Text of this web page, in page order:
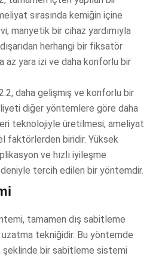
sırasında kemiğin içine
manyetik bir cihaz yardımıyla
herhangi bir fiksatör
az yara izi ve daha konforlu bir
daha gelişmiş ve konforlu bir
diğer yöntemlere göre daha
teknolojiyle üretilmesi, ameliyat
faktörlerden biridir. Yüksek
ve hızlı iyileşme
tercih edilen bir yöntemdir.
tamamen dış sabitleme
uzatma tekniğidir. Bu yöntemde
şeklinde bir sabitleme sistemi